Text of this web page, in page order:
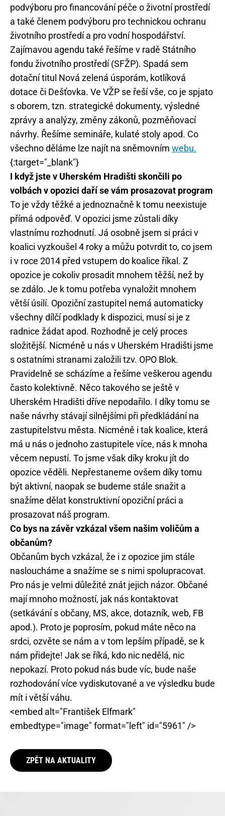
podvýboru pro financování péče o životní prostředí
a také členem podvýboru pro technickou ochranu
životního prostředí a pro vodní hospodářství.
Zajímavou agendu také řešíme v radě Státního
fondu životního prostředí (SFŽP). Spadá sem
dotační titul Nová zelená úsporám, kotlíková
dotace či Dešťovka. Ve VŽP se řeší vše, co je spjato
s oborem, tzn. strategické dokumenty, výsledné
zprávy a analýzy, změny zákonů, pozměňovací
návrhy. Řešíme semináře, kulaté stoly apod. Co
všechno děláme lze najít na sněmovním webu.
{:target="_blank"}
I když jste v Uherském Hradišti skončili po
volbách v opozici daří se vám prosazovat program
To je vždy těžké a jednoznačně k tomu neexistuje
přímá odpověď. V opozici jsme zůstali díky
vlastnímu rozhodnutí. Já osobně jsem si práci v
koalici vyzkoušel 4 roky a můžu potvrdit to, co jsem
i v roce 2014 před vstupem do koalice říkal. Z
opozice je cokoliv prosadit mnohem těžší, než by
se zdálo. Je k tomu potřeba vynaložit mnohem
větší úsilí. Opoziční zastupitel nemá automaticky
všechny dílčí podklady k dispozici, musí si je z
radnice žádat apod. Rozhodně je celý proces
složitější. Nicméně u nás v Uherském Hradišti jsme
s ostatními stranami založili tzv. OPO Blok.
Pravidelně se scházíme a řešíme veškerou agendu
často kolektivně. Něco takového se ještě v
Uherském Hradišti dříve nepodařilo. I díky tomu se
naše návrhy stávají silnějšími při předkládání na
zastupitelstvu města. Nicméně i tak koalice, která
má u nás o jednoho zastupitele více, nás k mnoha
věcem nepustí. To jsme však díky kroku jít do
opozice věděli. Nepřestaneme ovšem díky tomu
být aktivní, naopak se budeme stále snažit a
snažíme dělat konstruktivní opoziční práci a
prosazovat náš program.
Co bys na závěr vzkázal všem našim voličům a
občanům?
Občanům bych vzkázal, že i z opozice jim stále
nasloucháme a snažíme se s nimi spolupracovat.
Pro nás je velmi důležité znát jejich názor. Občané
mají mnoho možností, jak nás kontaktovat
(setkávání s občany, MS, akce, dotazník, web, FB
apod.). Proto je poprosím, pokud máte něco na
srdci, ozvěte se nám a v tom lepším případě, se k
nám přidejte! Jak se říká, kdo nic nedělá, nic
nepokazí. Proto pokud nás bude víc, bude naše
rozhodování více vydiskutované a ve výsledku bude
mít i větší váhu.
<embed alt="František Elfmark"
embedtype="image" format="left" id="5961" />
ZPĚT NA AKTUALITY